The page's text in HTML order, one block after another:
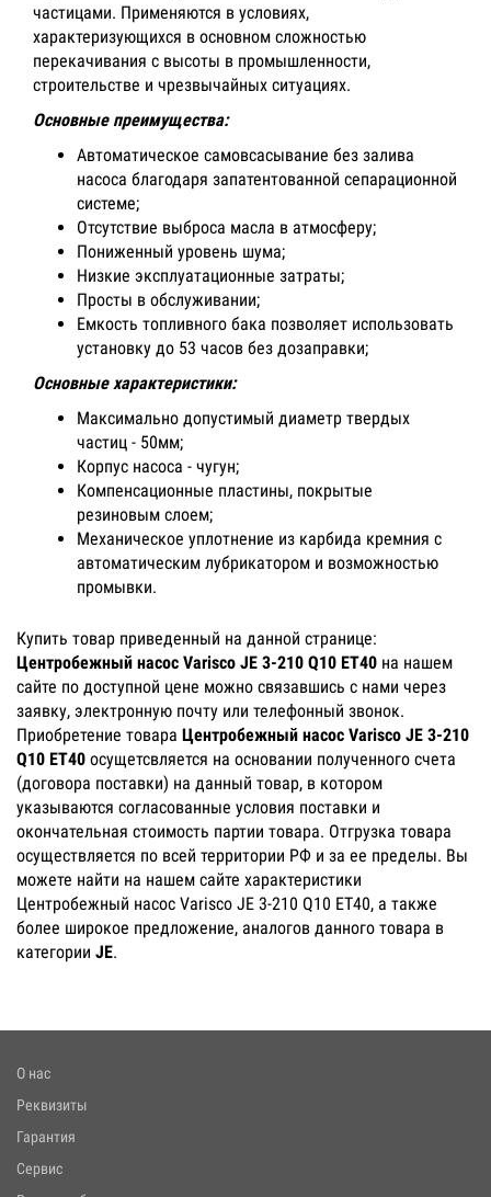
частицами. Применяются в условиях,
характеризующихся в основном сложностью
перекачивания с высоты в промышленности,
строительстве и чрезвычайных ситуациях.
Основные преимущества:
Автоматическое самовсасывание без залива
насоса благодаря запатентованной сепарационной
системе;
Отсутствие выброса масла в атмосферу;
Пониженный уровень шума;
Низкие эксплуатационные затраты;
Просты в обслуживании;
Емкость топливного бака позволяет использовать
установку до 53 часов без дозаправки;
Основные характеристики:
Максимально допустимый диаметр твердых
частиц - 50мм;
Корпус насоса - чугун;
Компенсационные пластины, покрытые
резиновым слоем;
Механическое уплотнение из карбида кремния с
автоматическим лубрикатором и возможностью
промывки.
Купить товар приведенный на данной странице:
Центробежный насос Varisco JE 3-210 Q10 ET40 на нашем
сайте по доступной цене можно связавшись с нами через
заявку, электронную почту или телефонный звонок.
Приобретение товара Центробежный насос Varisco JE 3-210
Q10 ET40 осущетсвляется на основании полученного счета
(договора поставки) на данный товар, в котором
указываются согласованные условия поставки и
окончательная стоимость партии товара. Отгрузка товара
осуществляется по всей территории РФ и за ее пределы. Вы
можете найти на нашем сайте характеристики
Центробежный насос Varisco JE 3-210 Q10 ET40, а также
более широкое предложение, аналогов данного товара в
категории JE.
О нас
Реквизиты
Гарантия
Сервис